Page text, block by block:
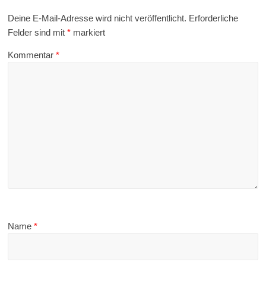
Deine E-Mail-Adresse wird nicht veröffentlicht. Erforderliche
Felder sind mit* markiert
Kommentar*
Name*